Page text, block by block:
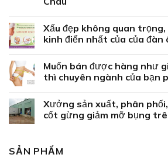
Xấu đẹp không quan trọng,
kinh điển nhất của của đàn
Muốn bán được hàng như
thì chuyên ngành của bạn
Xưởng sản xuất, phân
cốt gừng giảm mỡ bụng
SẢN PHẨM